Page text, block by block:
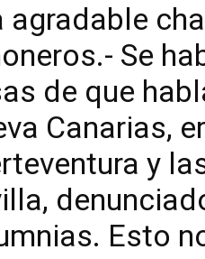
agradable
Se
de que
Canarias,
y
Esto